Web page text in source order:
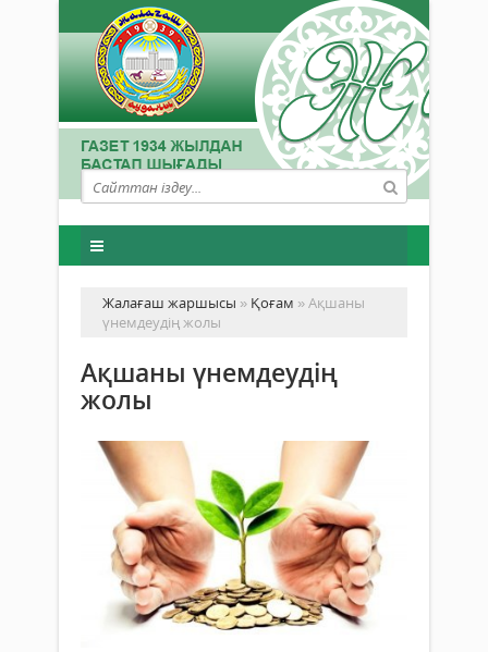
Жалағаш жаршысы » Қоғам » Ақшаны
үнемдеудің жолы
Ақшаны үнемдеудің
жолы